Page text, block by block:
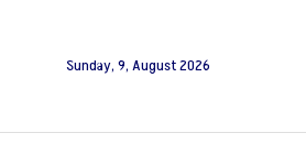
Sunday, 9, August 2026